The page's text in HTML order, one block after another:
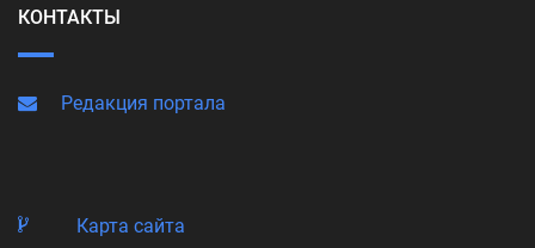
КОНТАКТЫ
Редакция портала
Карта сайта